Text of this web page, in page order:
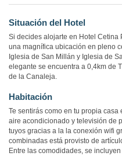
Situación del Hotel
Si decides alojarte en Hotel Cetina
una magnífica ubicación en pleno
Iglesia de San Millán y Iglesia de
elegante se encuentra a 0,4km de
de la Canaleja.
Habitación
Te sentirás como en tu propia
aire acondicionado y televisión de
tuyos gracias a la la conexión wifi
combinadas está provisto de
Entre las comodidades, se